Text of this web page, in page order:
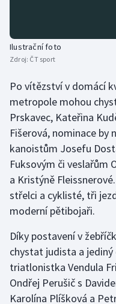
Plážový volejbal
Ragby
Rychlobruslení
Rychlostní kanoistika
Short track
Sportovní střelba
Triatlon
Veslování
Ilustrační foto
Zdroj: ČT sport
Po vítězství v domácí
metropole mohou
Prskavec, Kateřina
Fišerová, nominace by
kanoistům Josefu
Fuksovým či veslařům
a Kristýně
střelci a cyklisté, tři
moderní pětibojaři.
Díky postavení v
chystat judista a jediný
triatlonistka Vendula
Ondřej Perušič s
Karolína Plíšková a